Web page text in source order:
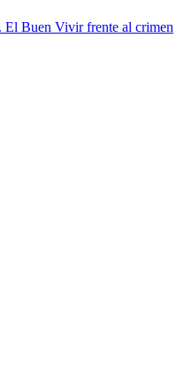
El Buen Vivir frente al crimen